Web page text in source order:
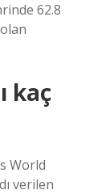
62.8
kaç
World
verilen